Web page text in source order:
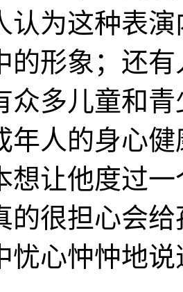
认为这种表
的形象；还
众多儿童和
年人的身心
想让他度过
的很担心会
忧心忡忡地说